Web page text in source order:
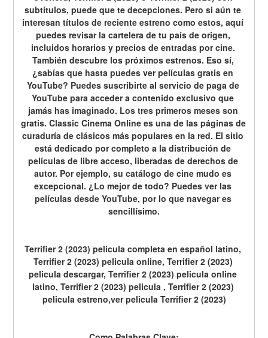
subtítulos, puede que te decepciones. Pero si aún te
interesan títulos de reciente estreno como estos, aquí
puedes revisar la cartelera de tu país de origen,
incluidos horarios y precios de entradas por cine.
También descubre los próximos estrenos. Eso sí,
¿sabías que hasta puedes ver películas gratis en
YouTube? Puedes suscribirte al servicio de paga de
YouTube para acceder a contenido exclusivo que
jamás has imaginado. Los tres primeros meses son
gratis. Classic Cinema Online es una de las páginas de
curaduría de clásicos más populares en la red. El sitio
está dedicado por completo a la distribución de
películas de libre acceso, liberadas de derechos de
autor. Por ejemplo, su catálogo de cine mudo es
excepcional. ¿Lo mejor de todo? Puedes ver las
películas desde YouTube, por lo que navegar es
sencillísimo.
Terrifier 2 (2023) pelicula completa en español latino,
Terrifier 2 (2023) pelicula online, Terrifier 2 (2023)
pelicula descargar, Terrifier 2 (2023) pelicula online
latino, Terrifier 2 (2023) pelicula , Terrifier 2 (2023)
pelicula estreno,ver pelicula Terrifier 2 (2023)